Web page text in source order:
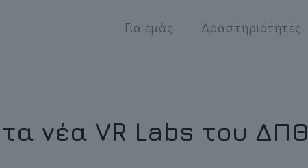
Για εμάς Δραστηριότητες
νέα VR Labs του ΔΠΘ